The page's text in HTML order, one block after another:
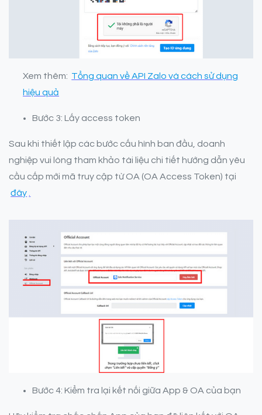
Xem thêm: Tổng quan về API Zalo và cách sử dụng
hiệu quả
Bước 3: Lấy access token
Sau khi thiết lập các bước cấu hình ban đầu, doanh
nghiệp vui lòng tham khảo tài liệu chi tiết hướng dẫn yêu
cầu cấp mới mã truy cập từ OA (OA Access Token) tại
đây
Bước 4: Kiểm tra lại kết nối giữa App & OA của bạn